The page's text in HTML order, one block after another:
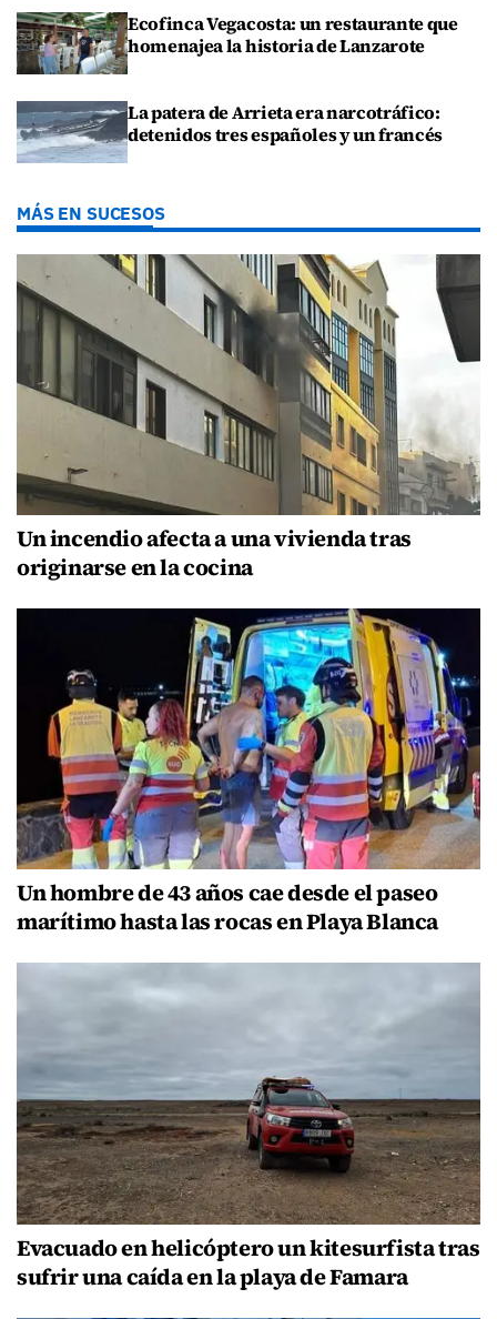
Ecofinca Vegacosta: un restaurante que
homenajea la historia de Lanzarote
La patera de Arrieta era narcotráfico:
detenidos tres españoles y un francés
MÁS EN SUCESOS
Un incendio afecta a una vivienda tras
originarse en la cocina
Un hombre de 43 años cae desde el paseo
marítimo hasta las rocas en Playa Blanca
Evacuado en helicóptero un kitesurfista tras
sufrir una caída en la playa de Famara